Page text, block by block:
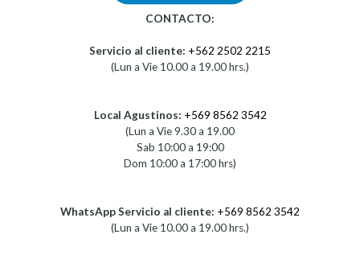
CONTACTO:
Servicio al cliente: +562 2502 2215
(Lun a Vie 10.00 a 19.00 hrs.)
Local Agustinos: +569 8562 3542
(Lun a Vie 9.30 a 19.00
Sab 10:00 a 19:00
Dom 10:00 a 17:00 hrs)
WhatsApp Servicio al cliente: +569 8562 3542
(Lun a Vie 10.00 a 19.00 hrs.)